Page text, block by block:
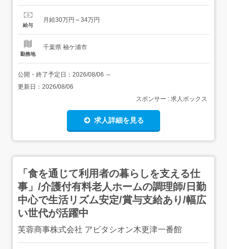
勤務が初めてでも入りやすい仕事です。<こんな条件も揃
り 未経験の20代30代も歓迎仕事と住まいをまとめて探し
給与
月給30万円～34万円
勤務地
千葉県 袖ケ浦市
公開・終了予定日： 2026/08/06 ～
更新日： 2026/08/06
スポンサー : 求人ボックス
求人詳細を見る
「食を通じて利用者の暮らしを支える仕
事」/介護付有料老人ホームの調理師/日勤
中心で生活リズム安定/賞与支給あり/幅広
い世代が活躍中
芙蓉商事株式会社 アビタシオン木更津一番館